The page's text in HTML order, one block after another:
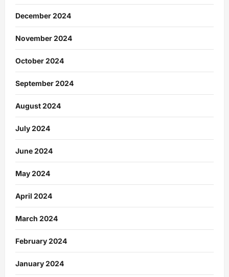
December 2024
November 2024
October 2024
September 2024
August 2024
July 2024
June 2024
May 2024
April 2024
March 2024
February 2024
January 2024